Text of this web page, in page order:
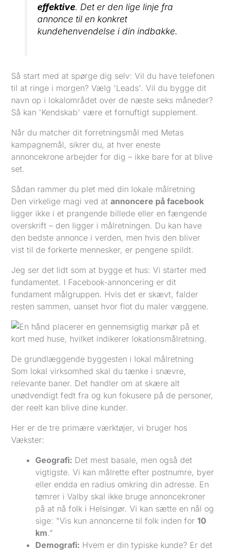
effektive. Det er den lige linje fra
annonce til en konkret
kundehenvendelse i din indbakke.
Så start med at spørge dig selv: Vil du have telefonen
til at ringe i morgen? Vælg 'Leads'. Vil du bygge dit
navn op i lokalområdet over de næste seks måneder?
Så kan 'Kendskab' være et fornuftigt supplement.
Når du matcher dit forretningsmål med Metas
kampagnemål, sikrer du, at hver eneste
annoncekrone arbejder for dig – ikke bare for at blive
set.
Sådan rammer du plet med din lokale målretning
Den virkelige magi ved atannoncere på facebook
ligger ikke i et prangende billede eller en fængende
overskrift – den ligger i målretningen. Du kan have
den bedste annonce i verden, men hvis den bliver
vist til de forkerte mennesker, er pengene spildt.
Jeg ser det lidt som at bygge et hus: Vi starter med
fundamentet. I Facebook-annoncering er dit
fundament målgruppen. Hvis det er skævt, falder
resten sammen, uanset hvor flot du maler væggene.
De grundlæggende byggesten i lokal målretning
Som lokal virksomhed skal du tænke i snævre,
relevante baner. Det handler om at skære alt
unødvendigt fedt fra og kun fokusere på de personer,
der reelt kan blive dine kunder.
Her er de tre primære værktøjer, vi bruger hos
Vækster:
Geografi: Det mest basale, men også det
vigtigste. Vi kan målrette efter postnumre, byer
eller endda en radius omkring din adresse. En
tømrer i Valby skal ikke bruge annoncekroner
på at nå folk i Helsingør. Vi kan sætte en nål og
sige: "Vis kun annoncerne til folk inden for10
km."
Demografi: Hvem er din typiske kunde? Er det